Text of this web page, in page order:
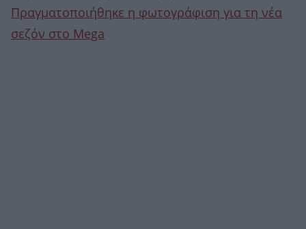
Πραγματοποιήθηκε η φωτογράφιση για τη νέα
σεζόν στο Mega